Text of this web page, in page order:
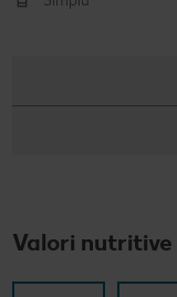
Valori nutritive